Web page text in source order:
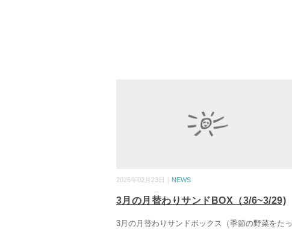
2026年02月23日｜ NEWS
3月の月替わりサンドBOX（3/6~3/29)
3月の月替わりサンドボックス（季節の野菜をたっ